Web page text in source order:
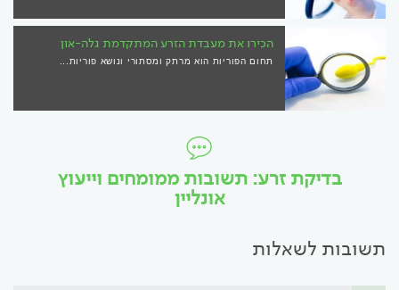
הכירו את מעבדת הזרע המתקדמת גלה-און
תחום הפוריות הוא מרתק ומסתורי ונושא פוריות...
בדיקת זרע: תשובות ממומחים וייעוץ
אונליין
תשובות לשאלות